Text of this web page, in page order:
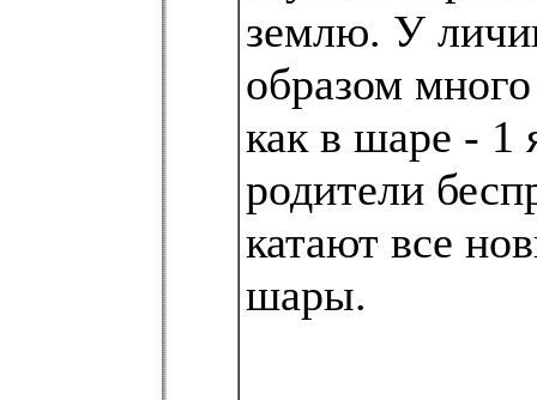
землю. У
образом
как в шаре - 1
родители
катают все
шары.